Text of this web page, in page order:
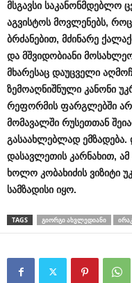
მსგავსი საკანონმდებლო
აგვისტოს მოვლენებს,
ბრძანებით, მძინარე
და მშვიდობიანი
მხარესაც დაუცველი
ზემოაღნიშნული კანონი
რეფორმის ფარგლებში არ
მომავალში რუსეთთან
გასაახლებლად ემზადება.
დასავლეთის კარნახით, ამ
ხოლო კობახიძის ვიზიტი
სამზადისი იყო.
TAGS ᲒᲘᲝᲠᲒᲘ ᲐᲮᲕᲚᲔᲓᲘᲐᲜᲘ